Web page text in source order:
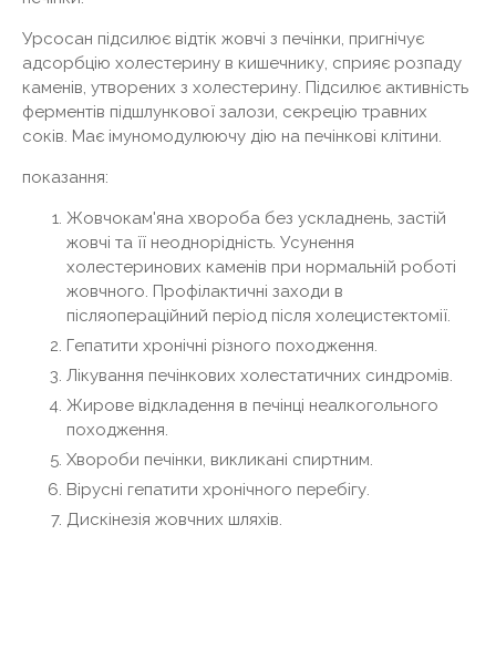
Урсосан підсилює відтік жовчі з печінки, пригнічує
адсорбцію холестерину в кишечнику, сприяє розпаду
каменів, утворених з холестерину. Підсилює активність
ферментів підшлункової залози, секрецію травних
соків. Має імуномодулюючу дію на печінкові клітини.
показання:
Жовчокам'яна хвороба без ускладнень, застій
жовчі та її неоднорідність. Усунення
холестеринових каменів при нормальній роботі
жовчного. Профілактичні заходи в
післяопераційний період після холецистектомії.
Гепатити хронічні різного походження.
Лікування печінкових холестатичних синдромів.
Жирове відкладення в печінці неалкогольного
походження.
Хвороби печінки, викликані спиртним.
Вірусні гепатити хронічного перебігу.
Дискінезія жовчних шляхів.